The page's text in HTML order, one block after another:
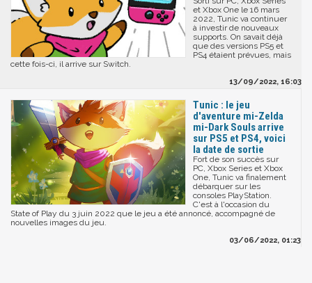
et Xbox One le 16 mars
2022, Tunic va continuer
à investir de nouveaux
supports. On savait déjà
que des versions PS5 et
PS4 étaient prévues, mais
cette fois-ci, il arrive sur Switch.
13/09/2022, 16:03
Tunic : le jeu
d'aventure mi-Zelda
mi-Dark Souls arrive
sur PS5 et PS4, voici
la date de sortie
Fort de son succès sur
PC, Xbox Series et Xbox
One, Tunic va finalement
débarquer sur les
consoles PlayStation.
C'est à l'occasion du
State of Play du 3 juin 2022 que le jeu a été annoncé, accompagné de
nouvelles images du jeu.
03/06/2022, 01:23